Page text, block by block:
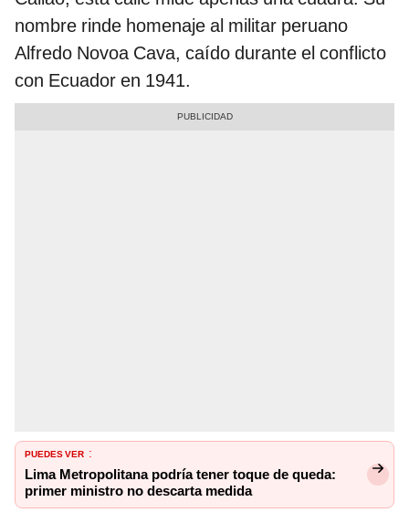
nombre rinde homenaje al militar peruano
Alfredo Novoa Cava, caído durante el conflicto
con Ecuador en 1941.
PUEDES VER :
Lima Metropolitana podría tener toque de queda:
primer ministro no descarta medida